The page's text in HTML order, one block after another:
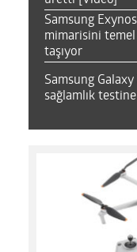
Samsung
mimarisini
taşıyor
Samsung
sağlamlık